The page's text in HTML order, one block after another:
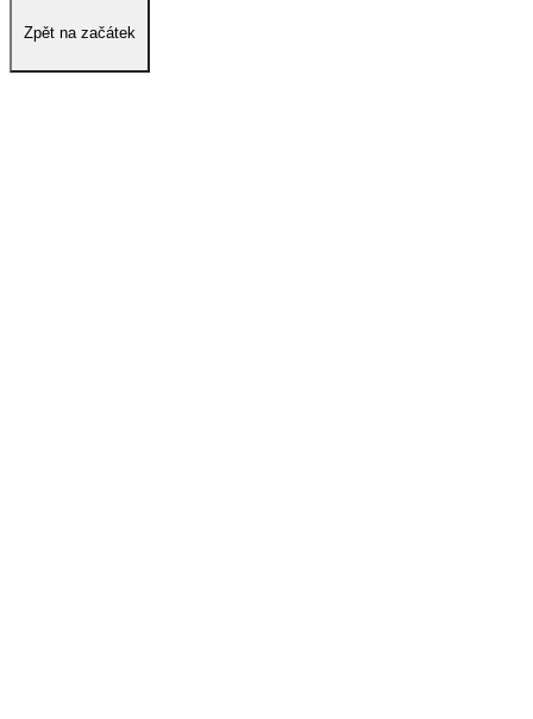
Zpět na začátek